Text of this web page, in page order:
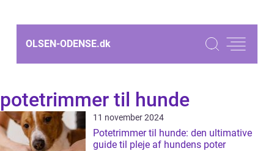
OLSEN-ODENSE.dk
potetrimmer til hunde
11 november 2024
Potetrimmer til hunde: den ultimative
guide til pleje af hundens poter